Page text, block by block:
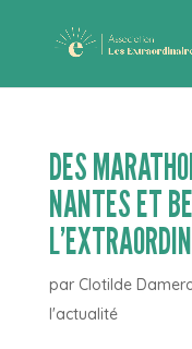
DES
NANTES ET
par Clotilde
l'actualité